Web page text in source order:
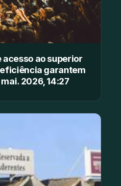
ao superior
garantem
2026, 14:27